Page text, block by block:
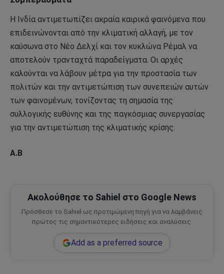
Η Ινδία αντιμετωπίζει ακραία καιρικά φαινόμενα που
επιδεινώνονται από την κλιματική αλλαγή, με τον
καύσωνα στο Νέο Δελχί και τον κυκλώνα Ρέμαλ να
αποτελούν τρανταχτά παραδείγματα. Οι αρχές
καλούνται να λάβουν μέτρα για την προστασία των
πολιτών και την αντιμετώπιση των συνεπειών αυτών
των φαινομένων, τονίζοντας τη σημασία της
συλλογικής ευθύνης και της παγκόσμιας συνεργασίας
για την αντιμετώπιση της κλιματικής κρίσης.
Α.Β
Ακολούθησε το Sahiel στο Google News
Πρόσθεσε το Sahiel ως προτιμώμενη πηγή για να λαμβάνεις
πρώτος τις σημαντικότερες ειδήσεις και αναλύσεις.
Add as a preferred source